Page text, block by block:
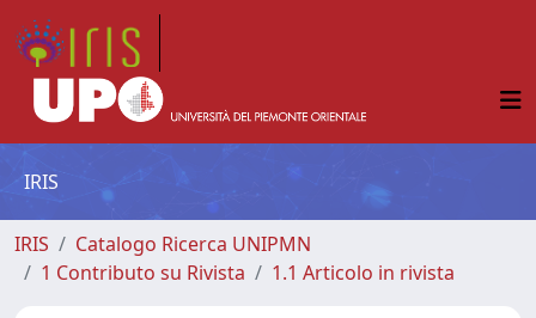
IRIS
IRIS
Catalogo Ricerca UNIPMN
1 Contributo su Rivista
1.1 Articolo in rivista